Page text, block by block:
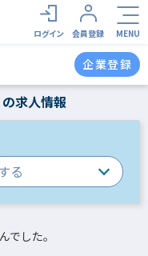
ログイン 会員登録 MENU
企業登録
求人情報
る
でした。